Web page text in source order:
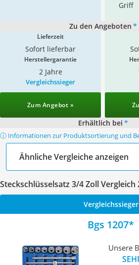
Griff
Zu den Angeboten *
Lieferzeit
Sofort lieferbar
Herstellergarantie
2 Jahre
Vergleichssieger
Zum Angebot »
Erhältlich bei *
ⓘ Informationen zur Produktsortierung und
Ähnliche Vergleiche anzeigen
Steckschlüsselsatz 3/4 Zoll
Vergleichssieger
Bgs 1207
Unsere